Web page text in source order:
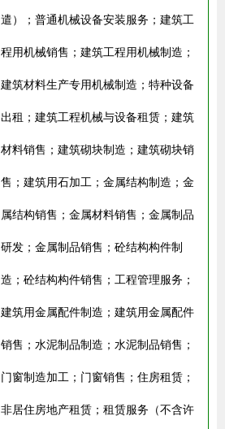
遣）；普通机械设备安装服务；建筑工
程用机械销售；建筑工程用机械制造；
建筑材料生产专用机械制造；特种设备
出租；建筑工程机械与设备租赁；建筑
材料销售；建筑砌块制造；建筑砌块销
售；建筑用石加工；金属结构制造；金
属结构销售；金属材料销售；金属制品
研发；金属制品销售；砼结构构件制
造；砼结构构件销售；工程管理服务；
建筑用金属配件制造；建筑用金属配件
销售；水泥制品制造；水泥制品销售；
门窗制造加工；门窗销售；住房租赁；
非居住房地产租赁；租赁服务（不含许